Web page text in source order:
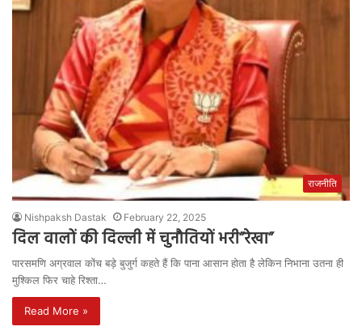
राजनीति
Nishpaksh Dastak February 22, 2025
दिल वालों की दिल्ली में चुनौतियों भरी”रेखा”
पारसमणि अग्रवाल कोंच बड़े बुजुर्ग कहते हैं कि पाना आसान होता है लेकिन निभाना उतना ही
मुश्किल फिर चाहे रिश्ता…
Read More »